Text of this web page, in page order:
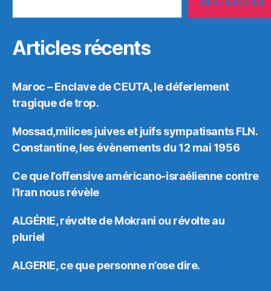
RECHERCHER
Articles récents
Maroc – Enclave de CEUTA, le déferlement
tragique de trop.
Mossad,milices juives et juifs sympatisants FLN.
Constantine, les évènements du 12 mai 1956
Ce que l’offensive américano-israélienne contre
l’Iran nous révèle
ALGÉRIE, révolte de Mokrani ou révolte au
pluriel
ALGERIE, ce que personne n’ose dire.